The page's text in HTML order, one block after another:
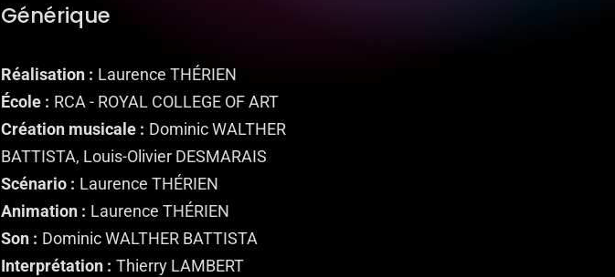
Générique
Réalisation
Laurence THÉRIEN
École
RCA - ROYAL COLLEGE OF ART
Création musicale
Dominic WALTHER
BATTISTA, Louis-Olivier DESMARAIS
Scénario
Laurence THÉRIEN
Animation
Laurence THÉRIEN
Son
Dominic WALTHER BATTISTA
Interprétation
Thierry LAMBERT